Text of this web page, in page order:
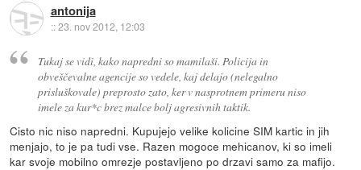
antonija
::23. nov 2012, 12:03
Tukaj se vidi, kako napredni so mamilaši. Policija in
obveščevalne agencije so vedele, kaj delajo (nelegalno
prisluškovale) preprosto zato, ker v nasprotnem primeru niso
imele za kur*c brez malce bolj agresivnih taktik.
Cisto nic niso napredni. Kupujejo velike kolicine SIM kartic in jih
menjajo, to je pa tudi vse. Razen mogoce mehicanov, ki so imeli
kar svoje mobilno omrezje postavljeno po drzavi samo za mafijo.